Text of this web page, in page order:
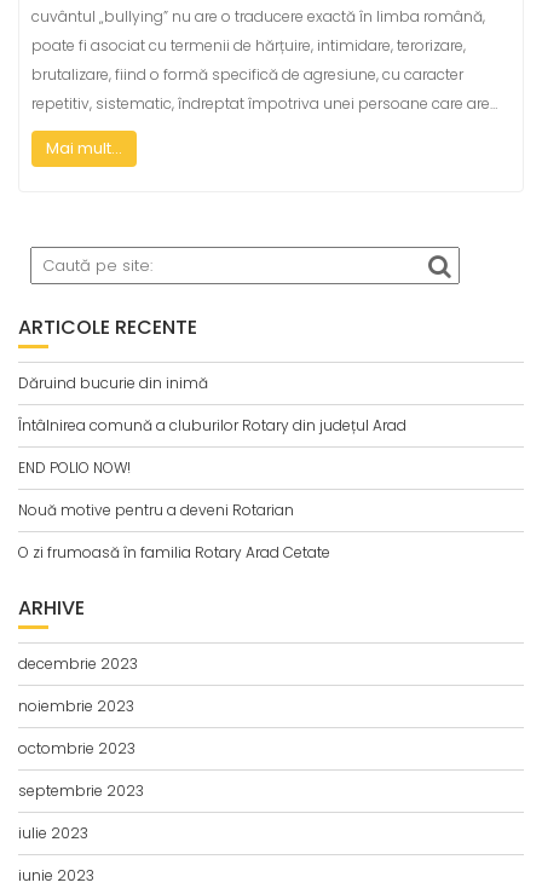
cuvântul „bullying” nu are o traducere exactă în limba română,
poate fi asociat cu termenii de hărțuire, intimidare, terorizare,
brutalizare, fiind o formă specifică de agresiune, cu caracter
repetitiv, sistematic, îndreptat împotriva unei persoane care are…
Mai mult...
ARTICOLE RECENTE
Dăruind bucurie din inimă
Întâlnirea comună a cluburilor Rotary din județul Arad
END POLIO NOW!
Nouă motive pentru a deveni Rotarian
O zi frumoasă în familia Rotary Arad Cetate
ARHIVE
decembrie 2023
noiembrie 2023
octombrie 2023
septembrie 2023
iulie 2023
iunie 2023